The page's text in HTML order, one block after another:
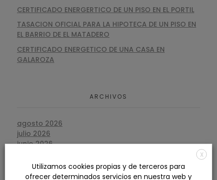
CERTIFICADO ENERGERTICO DE UN PISO EN EL PORTIL
TASACION OFICIAL PARA LA HIPOTECA DE UN PISO EN
EL BARRIO DE EL MATADERO
CERTIFICADO ENERGETICO DE UNA CASA EN
GALAROZA
ARCHIVOS
agosto 2026
julio 2026
junio 2026
abril 2026
marzo 2026
X
Utilizamos cookies propias y de terceros para
ofrecer determinados servicios en nuestra web y